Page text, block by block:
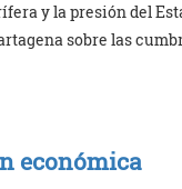
y la presión del
sobre las
económica